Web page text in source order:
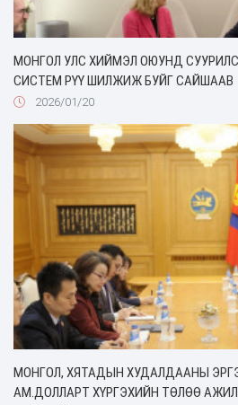
МОНГОЛ УЛС ХИЙМЭЛ ОЮУНД
СИСТЕМ РҮҮ ШИЛЖИЖ БУЙГ САЙШААВ
2026/01/20
МОНГОЛ, ХЯТАДЫН ХУДАЛДААНЫ
АМ.ДОЛЛАРТ ХҮРГЭХИЙН ТӨЛӨӨ